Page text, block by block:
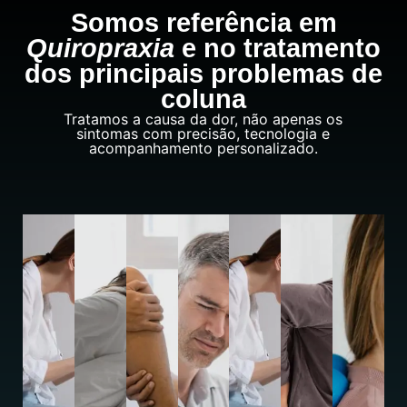
Somos referência em
Quiropraxia e no tratamento
dos principais problemas de
coluna
Tratamos a causa da dor, não apenas os
sintomas com precisão, tecnologia e
acompanhamento personalizado.